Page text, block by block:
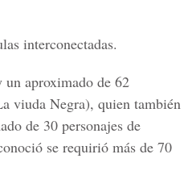
interconectadas.
aproximado de 62
viuda Negra), quien también
de 30 personajes de
se requirió más de 70